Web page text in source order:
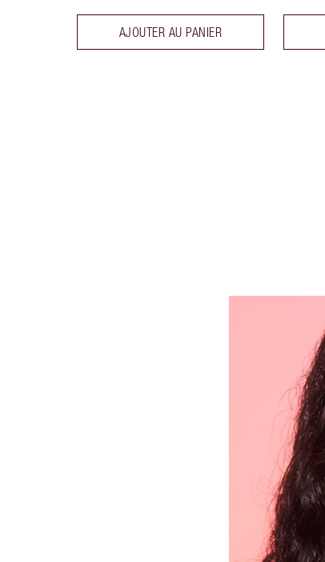
AJOUTER AU PANIER